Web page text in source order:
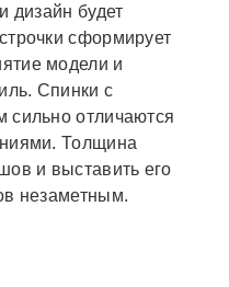
дизайн будет
сформирует
модели и
Спинки с
сильно отличаются
Толщина
и выставить его
незаметным.